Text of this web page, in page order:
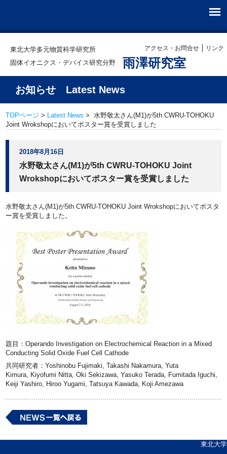
東北大学多元物質科学研究所
固体イオニクス・デバイス研究分野
雨澤研究室
アクセス・お問合せ リンク
お知らせ Latest News
TOPページ > Latest News > 水野敬太さん(M1)が5th CWRU-TOHOKU
Joint Wrokshopにおいてポスター賞を受賞しました
2018年8月16日
水野敬太さん(M1)が5th CWRU-TOHOKU Joint
Wrokshopにおいてポスター賞を受賞しました
水野敬太さん(M1)が5th CWRU-TOHOKU Joint Wrokshopにおいてポスタ
ー賞を受賞しました。
題目：Operando Investigation on Electrochemical Reaction in a Mixed
Conducting Solid Oxide Fuel Cell Cathode
共同研究者：Yoshinobu Fujimaki, Takashi Nakamura, Yuta
Kimura, Kiyofumi Nitta, Oki Sekizawa, Yasuko Terada, Fumitada Iguchi,
Keiji Yashiro, Hiroo Yugami, Tatsuya Kawada, Koji Amezawa
東北大